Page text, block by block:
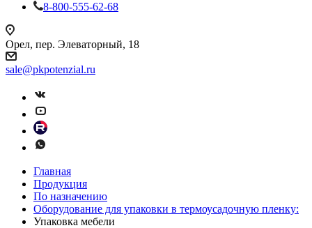
8-800-555-62-68
Орел, пер. Элеваторный, 18
sale@pkpotenzial.ru
Главная
Продукция
По назначению
Оборудование для упаковки в термоусадочную пленку:
Упаковка мебели